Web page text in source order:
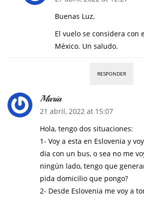
Buenas Luz,
El vuelo se considera con
México. Un saludo.
RESPONDER
Maria
21 abril, 2022 at 15:07
Hola, tengo dos situaciones:
1- Voy a esta en Eslovenia y
dia con un bus, o sea no me
ningún lado, tengo que
pida domicilio que pongo?
2- Desde Eslovenia me voy a